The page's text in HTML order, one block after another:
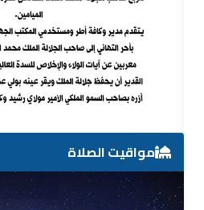
مواقيت الصلاة